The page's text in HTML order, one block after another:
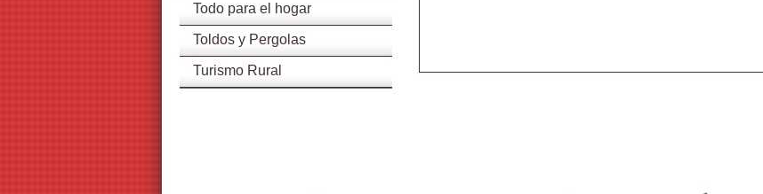
Todo para el hogar
Toldos y Pergolas
Turismo Rural